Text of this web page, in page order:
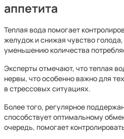
аппетита
Теплая вода помогает
желудок и снижая чувство
уменьшению количества
Эксперты отмечают, что теплая
нервы, что особенно важно для
в стрессовых ситуациях.
Более того, регулярное
способствует оптимальному
очередь, помогает